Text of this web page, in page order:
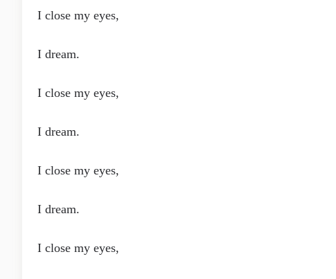
I close my eyes,
I dream.
I close my eyes,
I dream.
I close my eyes,
I dream.
I close my eyes,